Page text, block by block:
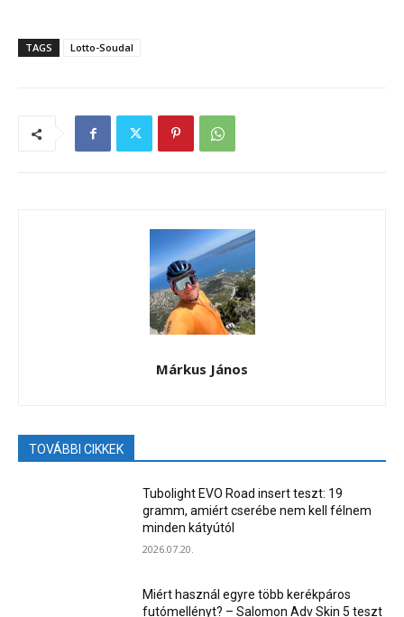
TAGS Lotto-Soudal
Márkus János
TOVÁBBI CIKKEK
Tubolight EVO Road insert teszt: 19
gramm, amiért cserébe nem kell félnem
minden kátyútól
2026.07.20.
Miért használ egyre több kerékpáros
futómellényt? – Salomon Adv Skin 5 teszt